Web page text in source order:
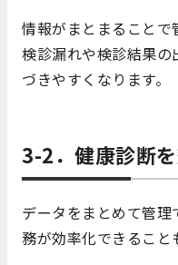
情報がまとまること
検診漏れや検診結果
づきやすくなります。
3-2．健康診断
データをまとめて管
務が効率化できること